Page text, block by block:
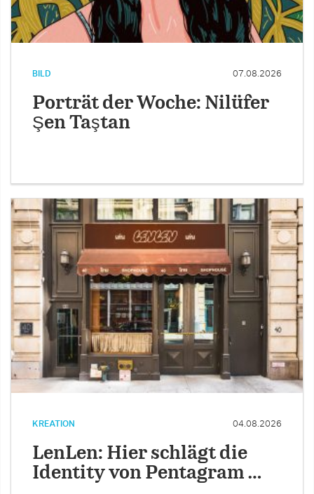
BILD 07.08.2026
Porträt der Woche: Nilüfer
Şen Taştan
KREATION 04.08.2026
LenLen: Hier schlägt die
Identity von Pentagram …